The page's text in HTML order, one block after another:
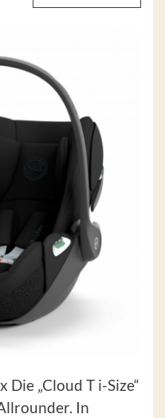
Die „Cloud T i-Size“
In